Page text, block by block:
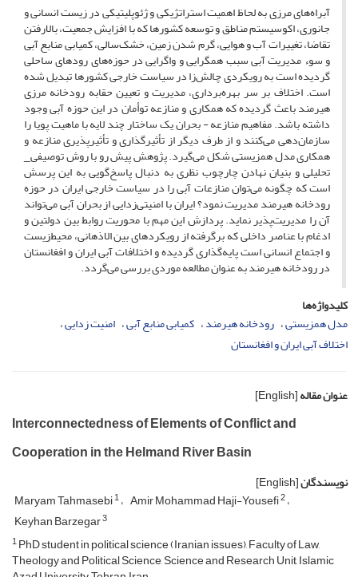
آبراه‌های مرزی به لحاظ اهمیت استراتژیکی و ژئوپلیتیکی در زیست انسانی و
جانوری، اکوسیستم مناطق و توسعه کشورها که با افزایش جمعیت، بالارفتن
تقاضا، تغییرات آب و هوایی، گرم شدن زمین، خشک‌سالی، کمیابی منابع آبی
و سوء مدیریت آبی سبب همگرایی و واگرایی در حوزه‌های رودهای ساحلی
گردیده است به رویکردی چالش‌زا در سیاست خارجی کشورها تبدیل شده
است. اختلاف بر سر بهره‌برداری، مدیریت و تعیین حقابه رودخانه مرزی
هیرمند باعث گردیده که همکاری و منازعه توأمان در این حوزه آبی وجود
داشته باشد. مفاهیم منازعه - بحران یک ساختار چند لایه با ماهیت پویا را
سازمان‌دهی می‌کنند و از طرف دیگر از تأثیرگذاری و تأثیرپذیری منازعه و
همکاری مدل همزیستی شکل می‌گیرد. پژوهش پیش رو با روش توصیفی‌_
تحلیلی و بنیان نهادن چارچوب نظری به دنبال پاسخ‌گویی به این پرسش
است که چگونه می‌توان منازعات آبی را در سیاست خارجی ایران در حوزه
رودخانه هیرمند مدیریت نمود؟ ایران با امنیتی‌زدایی از بحران‌ آبی می‌تواند
آن را مدیریت‌پذیر نماید. پردازش این مهم با محوریت روابط بین دولتین و
ادغام با عناصر داخلی که برگرفته از رویکردهای بین الاذهانی، محیط‌زیست
و اجتماع انسانی است پایه‌گذاری گردیده و اختلافات آبی ایران و افغانستان
در رودخانه هیرمند به عنوان مطالعه موردی بررسی می‌گردد.
کلیدواژه‌ها
مدل همزیستی رودخانه هیرمند کمیابی منابع آبی امنیت زدایی
اختلاف آبی ایران و افغانستان
عنوان مقاله[English]
Interconnectedness of Elements of Conflict and
Cooperation in the Helmand River Basin
نویسندگان[English]
Maryam Tahmasebi1 Amir Mohammad Haji-Yousefi2
Keyhan Barzegar3
1PhD student in political science (Iranian issues), Faculty of Law,
Theology and Political Science, Science and Research Unit, Islamic